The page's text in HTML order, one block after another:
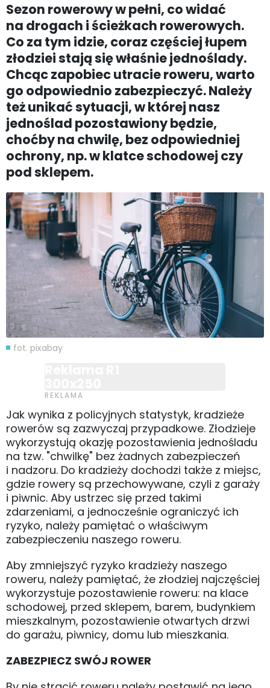
Sezon rowerowy w pełni, co widać
na drogach i ścieżkach rowerowych.
Co za tym idzie, coraz częściej łupem
złodziei stają się właśnie jednoślady.
Chcąc zapobiec utracie roweru, warto
go odpowiednio zabezpieczyć. Należy
też unikać sytuacji, w której nasz
jednoślad pozostawiony będzie,
choćby na chwilę, bez odpowiedniej
ochrony, np. w klatce schodowej czy
pod sklepem.
fot. pixabay
Jak wynika z policyjnych statystyk, kradzieże
rowerów są zazwyczaj przypadkowe. Złodzieje
wykorzystują okazję pozostawienia jednośladu
na tzw. "chwilkę" bez żadnych zabezpieczeń
i nadzoru. Do kradzieży dochodzi także z miejsc,
gdzie rowery są przechowywane, czyli z garaży
i piwnic. Aby ustrzec się przed takimi
zdarzeniami, a jednocześnie ograniczyć ich
ryzyko, należy pamiętać o właściwym
zabezpieczeniu naszego roweru.
Aby zmniejszyć ryzyko kradzieży naszego
roweru, należy pamiętać, że złodziej najczęściej
wykorzystuje pozostawienie roweru: na klace
schodowej, przed sklepem, barem, budynkiem
mieszkalnym, pozostawienie otwartych drzwi
do garażu, piwnicy, domu lub mieszkania.
ZABEZPIECZ SWÓJ ROWER